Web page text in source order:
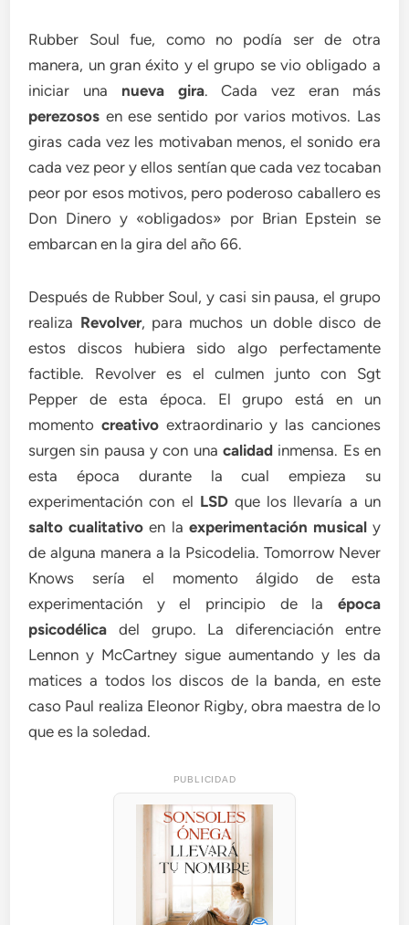
Rubber Soul fue, como no podía ser de otra
manera, un gran éxito y el grupo se vio obligado a
iniciar una nueva gira. Cada vez eran más
perezosos en ese sentido por varios motivos. Las
giras cada vez les motivaban menos, el sonido era
cada vez peor y ellos sentían que cada vez tocaban
peor por esos motivos, pero poderoso caballero es
Don Dinero y «obligados» por Brian Epstein se
embarcan en la gira del año 66.
Después de Rubber Soul, y casi sin pausa, el grupo
realiza Revolver, para muchos un doble disco de
estos discos hubiera sido algo perfectamente
factible. Revolver es el culmen junto con Sgt
Pepper de esta época. El grupo está en un
momento creativoextraordinario y las canciones
surgen sin pausa y con una calidadinmensa. Es en
esta época durante la cual empieza su
experimentación con el LSDque los llevaría a un
salto cualitativo en la experimentación musicaly
de alguna manera a la Psicodelia. Tomorrow Never
Knows sería el momento álgido de esta
experimentación y el principio de la época
psicodélica del grupo. La diferenciación entre
Lennon y McCartney sigue aumentando y les da
matices a todos los discos de la banda, en este
caso Paul realiza Eleonor Rigby, obra maestra de lo
que es la soledad.
PUBLICIDAD